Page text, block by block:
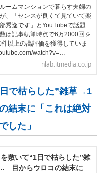
ームマンションで暮らす夫婦の
、「センスが良くて見ていて楽
秀逸です」とYouTubeで話題
は記事執筆時点で6万2000回を
以上の高評価を獲得していま
watch?v=…
nlab.itmedia.co.jp
で枯らした”雑草→1
末に「これは絶対
した」
敷いて“1日で枯らした”雑
目からウロコの結末に